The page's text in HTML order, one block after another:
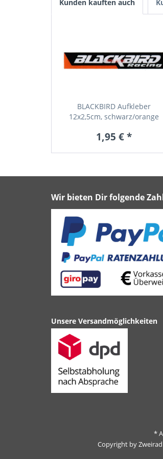
Kunden kauften auch
BLACKBIRD Aufkleber
12x2,5cm, schwarz/orange
1,95 € *
Wir bieten Dir folgende
Unsere Versandmöglichkeiten
*
Copyright by